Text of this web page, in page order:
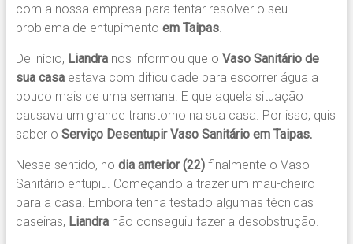
com a nossa empresa para tentar resolver o seu
problema de entupimento em Taipas.
De início, Liandranos informou que o Vaso Sanitário de
sua casaestava com dificuldade para escorrer água a
pouco mais de uma semana. E que aquela situação
causava um grande transtorno na sua casa. Por isso, quis
saber o Serviço Desentupir Vaso Sanitário em Taipas.
Nesse sentido, no dia anterior (22)finalmente o Vaso
Sanitário entupiu. Começando a trazer um mau-cheiro
para a casa. Embora tenha testado algumas técnicas
caseiras, Liandranão conseguiu fazer a desobstrução.